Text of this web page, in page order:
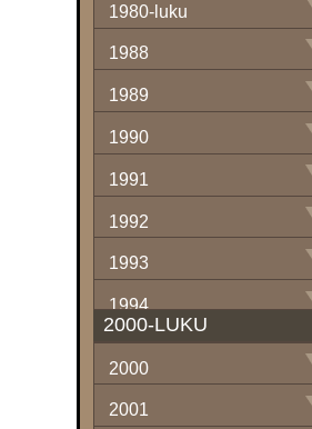
1980-luku
1988
1989
1990
1991
1992
1993
1994
1995
1996
2000-LUKU
2000
2001
”Punkkarit” vastaan
Onni Niemen
Kuppikunta- vai
Italialaisia vieraita.
Rötöshinnat kuriin!
Uudet taksat ja löylyt